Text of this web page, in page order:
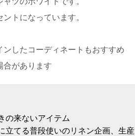
トになっています。
したコーディネートもおすすめ
合があります
の来ないアイテム
立てる普段使いのリネン企画、生産